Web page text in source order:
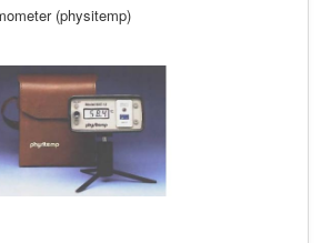
(physitemp)